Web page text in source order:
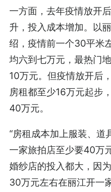
一方面，去年疫情放开
升，投入成本增加。以
绍，疫情前一个30平米
均六到七万元，最热门
10万元。但疫情放开后
房租都至少16万元起步
40万元。
“房租成本加上服装、
一家旅拍店至少要40万
婚纱店的投入都大，因
30万元左右在丽江开一